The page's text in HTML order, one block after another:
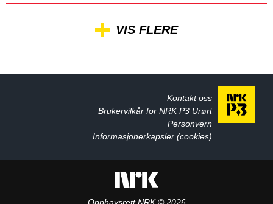
VIS FLERE
Kontakt oss
Brukervilkår for NRK P3 Urørt
Personvern
Informasjonerkapsler (cookies)